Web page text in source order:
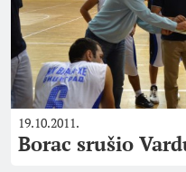
19.10.2011.
Borac srušio